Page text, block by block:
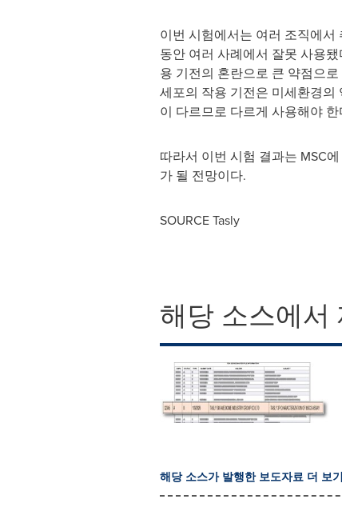
이번 시험에서는 여러 조직에서
동안 여러 사례에서 잘못 사용
용 기전의 혼란으로 큰 약점으
세포의 작용 기전은 미세환경의
이 다르므로 다르게 사용해야 한
따라서 이번 시험 결과는 MSC
가 될 전망이다.
SOURCE Tasly
해당 소스에서
해당 소스가 발행한 보도자료 더 보기